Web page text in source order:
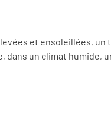
et ensoleillées, un
dans un climat humide,